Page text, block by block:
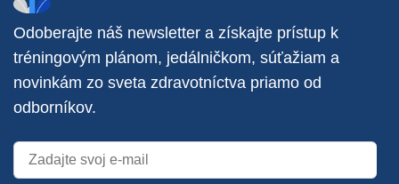
Odoberajte náš newsletter a získajte prístup k
tréningovým plánom, jedálničkom, súťažiam a
novinkám zo sveta zdravotníctva priamo od
odborníkov.